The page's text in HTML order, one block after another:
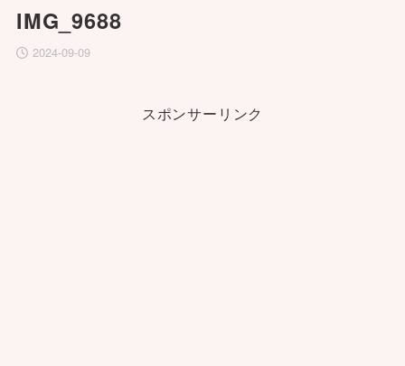
IMG_9688
2024-09-09
スポンサーリンク